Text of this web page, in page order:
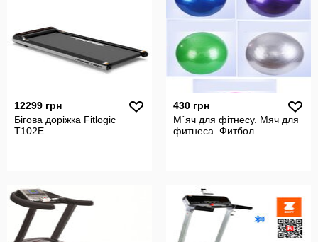
12299 грн
Бігова доріжка Fitlogic
T102E
430 грн
М´яч для фітнесу. Мяч для
фитнеса. Фитбол